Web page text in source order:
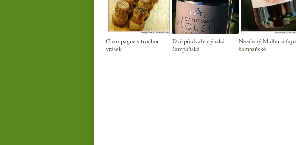
Champagne s trochou
vrásek
Dvě předvalentýnská
šampaňská
Nesířený Müller a fajn
šampaňské